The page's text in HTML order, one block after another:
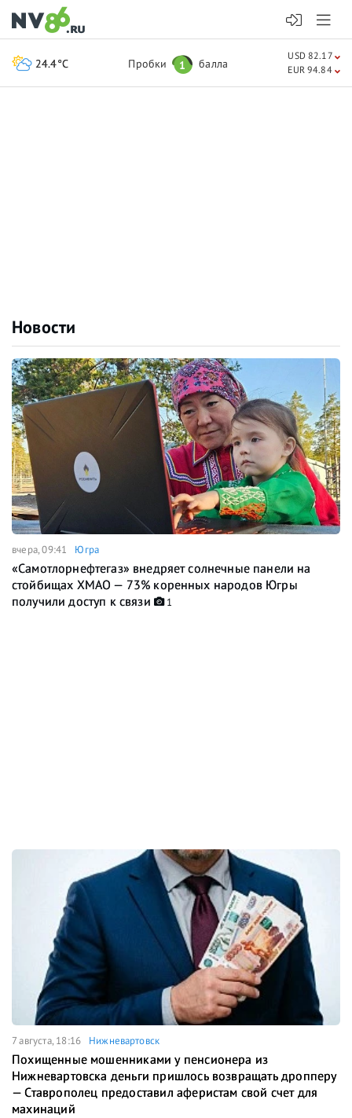
Новости
вчера, 09:41 Югра
«Самотлорнефтегаз» внедряет солнечные панели на
стойбищах ХМАО — 73% коренных народов Югры
получили доступ к связи
1
7 августа, 18:16 Нижневартовск
Похищенные мошенниками у пенсионера из
Нижневартовска деньги пришлось возвращать дропперу
— Ставрополец предоставил аферистам свой счет для
махинаций
24.4°C Пробки 1 балла
USD 82.17
EUR 94.84